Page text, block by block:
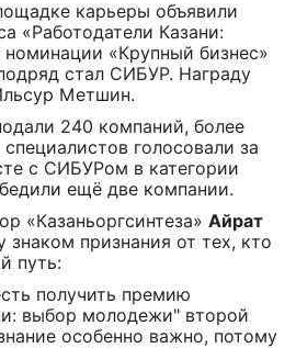
карьеры объявили
«Работодатели Казани:
«Крупный бизнес»
стал СИБУР. Награду
Метшин.
240 компаний, более
голосовали за
с СИБУРом в категории
ещё две компании.
«Казаньоргсинтеза» Айрат
знаком признания от тех, кто
путь:
получить премию
выбор молодежи" второй
особенно важно, потому